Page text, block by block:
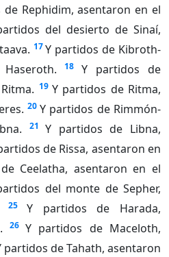
de Rephidim, asentaron en el
del desierto de Sinaí,
17 Y partidos de Kibroth-
18
Y partidos de
19 Y partidos de Ritma,
20 Y partidos de Rimmón-
21
Y partidos de Libna,
de Rissa, asentaron en
Ceelatha, asentaron en el
del monte de Sepher,
25
Y partidos de Harada,
26 Y partidos de Maceloth,
partidos de Tahath, asentaron